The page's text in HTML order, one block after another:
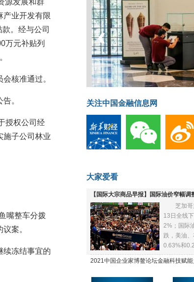
源发展和群
产业开发有限
。经与公司
万元补贴列
核准通过。
。
授权公司经
施子公司林业
嘴整车分拨
案。
续冻结事宜的
坐上火车看老挝
‹
关注中国金融信息网
大家爱看
【国际大宗商品早报】国际油价窄幅调
全线下跌
芝加
13日全线
2%；国际
跌，美油
0.63%和
2021中国企业家博鳌论坛金融科技赋